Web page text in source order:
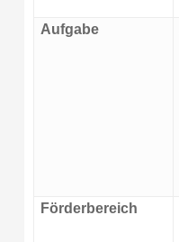
Aufgabe
Förderbereich